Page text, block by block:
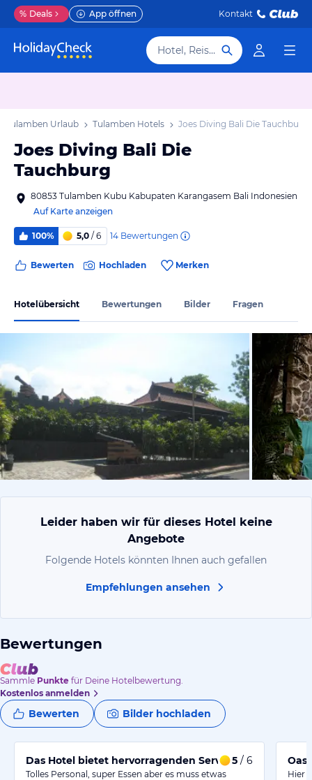
% Deals App öffnen Kontakt
Hotel, Reiseziel
Tulamben Urlaub Tulamben Hotels Joes Diving Bali Die Tauchburg
Joes Diving Bali Die
Tauchburg
80853 Tulamben Kubu Kabupaten Karangasem Bali Indonesien
Auf Karte anzeigen
100% 5,0 / 6 14 Bewertungen
Bewerten Hochladen Merken
Hotelübersicht Bewertungen Bilder Fragen
von
Leider haben wir für dieses Hotel keine
Angebote
Folgende Hotels könnten Ihnen auch gefallen
Empfehlungen ansehen
Bewertungen
Sammle Punkte für Deine Hotelbewertung.
Kostenlos anmelden
Bewerten Bilder hochladen
Das Hotel bietet hervorragenden Service und leckeres
5 / 6
Tolles Personal, super Essen aber es muss etwas
Hier